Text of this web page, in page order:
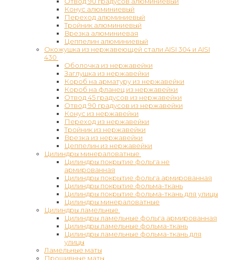
Конус алюминиевый
Переход алюминиевый
Тройник алюминиевый
Врезка алюминиевая
Цеппелин алюминиевый
Окожушка из нержавеющей стали AISI 304 и AISI
430
Оболочка из нержавейки
Заглушка из нержавейки
Короб на арматуру из нержавейки
Короб на фланец из нержавейки
Отвод 45 градусов из нержавейки
Отвод 90 градусов из нержавейки
Конус из нержавейки
Переход из нержавейки
Тройник из нержавейки
Врезка из нержавейки
Цеппелин из нержавейки
Цилиндры минераловатные
Цилиндры покрытие фольга не
армированная
Цилиндры покрытие фольга армированная
Цилиндры покрытие фольма-ткань
Цилиндры покрытие фольма-ткань для улицы
Цилиндры минераловатные
Цилиндры ламельные
Цилиндры ламельные фольга армированная
Цилиндры ламельные фольма-ткань
Цилиндры ламельные фольма-ткань для
улицы
Ламельные маты
Прошивные маты